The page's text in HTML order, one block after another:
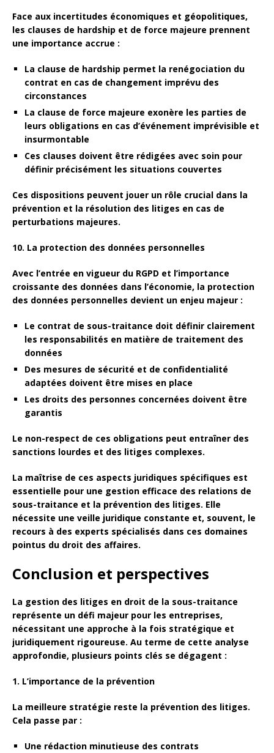
Face aux incertitudes économiques et géopolitiques,
les clauses de hardship et de force majeure prennent
une importance accrue :
La clause de hardship permet la renégociation du
contrat en cas de changement imprévu des
circonstances
La clause de force majeure exonère les parties de
leurs obligations en cas d’événement imprévisible et
insurmontable
Ces clauses doivent être rédigées avec soin pour
définir précisément les situations couvertes
Ces dispositions peuvent jouer un rôle crucial dans la
prévention et la résolution des litiges en cas de
perturbations majeures.
10. La protection des données personnelles
Avec l’entrée en vigueur du RGPD et l’importance
croissante des données dans l’économie, la protection
des données personnelles devient un enjeu majeur :
Le contrat de sous-traitance doit définir clairement
les responsabilités en matière de traitement des
données
Des mesures de sécurité et de confidentialité
adaptées doivent être mises en place
Les droits des personnes concernées doivent être
garantis
Le non-respect de ces obligations peut entraîner des
sanctions lourdes et des litiges complexes.
La maîtrise de ces aspects juridiques spécifiques est
essentielle pour une gestion efficace des relations de
sous-traitance et la prévention des litiges. Elle
nécessite une veille juridique constante et, souvent, le
recours à des experts spécialisés dans ces domaines
pointus du droit des affaires.
Conclusion et perspectives
La gestion des litiges en droit de la sous-traitance
représente un défi majeur pour les entreprises,
nécessitant une approche à la fois stratégique et
juridiquement rigoureuse. Au terme de cette analyse
approfondie, plusieurs points clés se dégagent :
1. L’importance de la prévention
La meilleure stratégie reste la prévention des litiges.
Cela passe par :
Une rédaction minutieuse des contrats